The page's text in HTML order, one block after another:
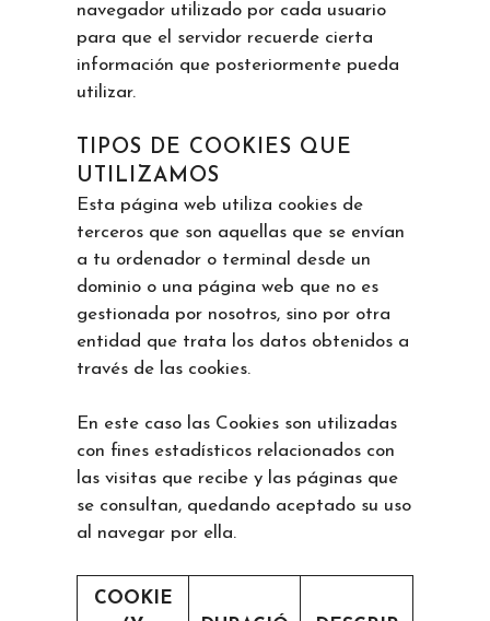
navegador utilizado por cada usuario
para que el servidor recuerde cierta
información que posteriormente pueda
utilizar.
TIPOS DE COOKIES QUE
UTILIZAMOS
Esta página web utiliza cookies de
terceros que son aquellas que se envían
a tu ordenador o terminal desde un
dominio o una página web que no es
gestionada por nosotros, sino por otra
entidad que trata los datos obtenidos a
través de las cookies.
En este caso las Cookies son utilizadas
con fines estadísticos relacionados con
las visitas que recibe y las páginas que
se consultan, quedando aceptado su uso
al navegar por ella.
COOKIE